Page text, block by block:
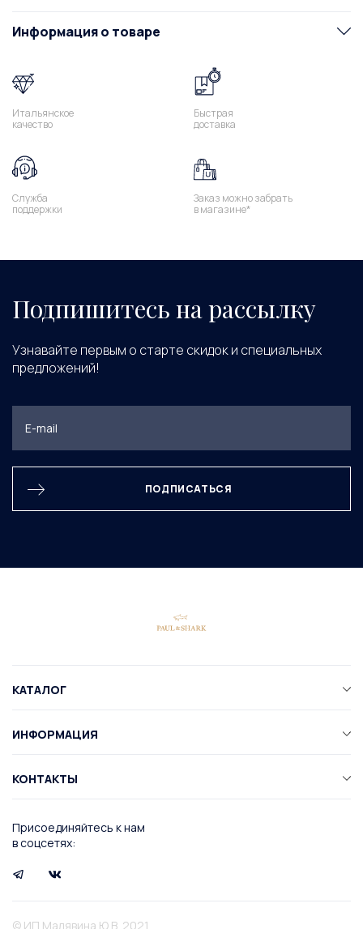
Информация о товаре
Итальянское
качество
Быстрая
доставка
Служба
поддержки
Заказ можно забрать
в магазине*
Подпишитесь на рассылку
Узнавайте первым о старте скидок и специальных
предложений!
ПОДПИСАТЬСЯ
Присоединяйтесь к нам
в соцсетях:
КАТАЛОГ
ИНФОРМАЦИЯ
КОНТАКТЫ
© ИП Малявина Ю.В. 2021